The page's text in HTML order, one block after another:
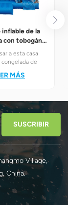
inflable de la
con tobogán
a esta casa
de
los niños se
Elsa y Anna.
MÁS
Village,
China.